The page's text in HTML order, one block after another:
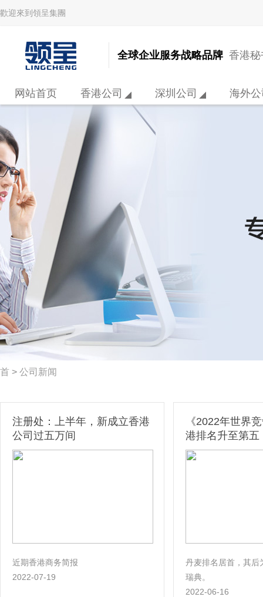
歡迎來到領呈集團
全球企业服务战略品牌 香港
网站首页 香港公司 深圳公司 海外
首 > 公司新闻
注册处：上半年，新成立香港
公司过五万间
近期香港商务简报
2022-07-19
《2022年世界
港排名升至第五
丹麦排名居首，其后
瑞典。
2022-06-16